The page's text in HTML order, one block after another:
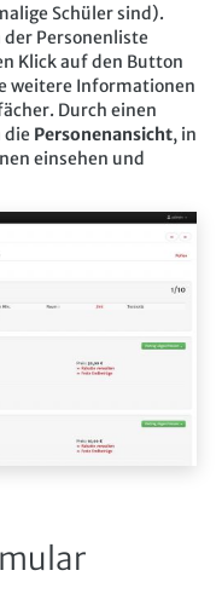
Schüler sind).
der Personenliste
Klick auf den Button
weitere Informationen
Durch einen
die Personenansicht, in
einsehen und